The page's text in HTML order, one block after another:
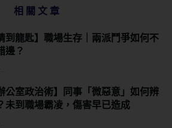
相關文章
到龍匙】職場生存｜兩派鬥爭如何不
邊？
公室政治術】同事「微惡意」如何辨
未到職場霸凌，傷害早已造成